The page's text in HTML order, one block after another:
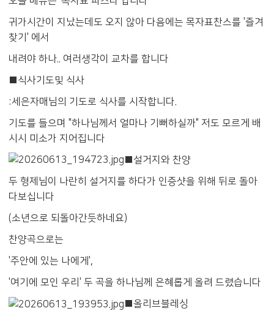
귀가시간이 지났는데도 오지 않아 다음에는 목자표찬스를 '즐겨
찾기' 에서
내려야 하나.. 여러생각이 교차를 합니다
■식사기도및 식사
:세은자매님의 기도로 식사를 시작합니다.
기도를 들으며 "하나님께서 얼마나 기뻐하실까" 저도 모르게 배
시시 미소가 지어집니다
■설거지와 찬양
두 형제님이 나란히 설거지를 하다가 인증샷을 위해 뒤로 돌아
다보십니다
(소년으로 되돌아간듯하네요)
찬양곡으로는
'주안에 있는 나에게',
'여기에 모인 우리' 두 곡을 하나님께 은혜롭게 올려 드렸습니다
■올리브블레싱